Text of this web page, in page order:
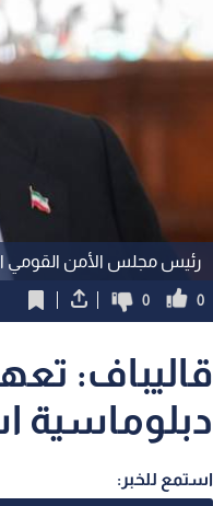
رئيس مجلس الأمن القومي
0
0
قاليباف:
دبلوماسية
استمع للخبر: